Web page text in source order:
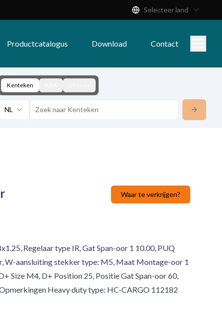
Selecteer land
Productcatalogus Download Contact
Kenteken
NL
Waar te verkrijgen?
Regelaar type IR, Gat Span-oor 1 10.00, PUQ
W-aansluiting stekker type: M5, Maat Montage-oor 1
Size M4, D+ Position 25, Positie Gat Span-oor 60,
Heavy duty type: HC-CARGO 112182